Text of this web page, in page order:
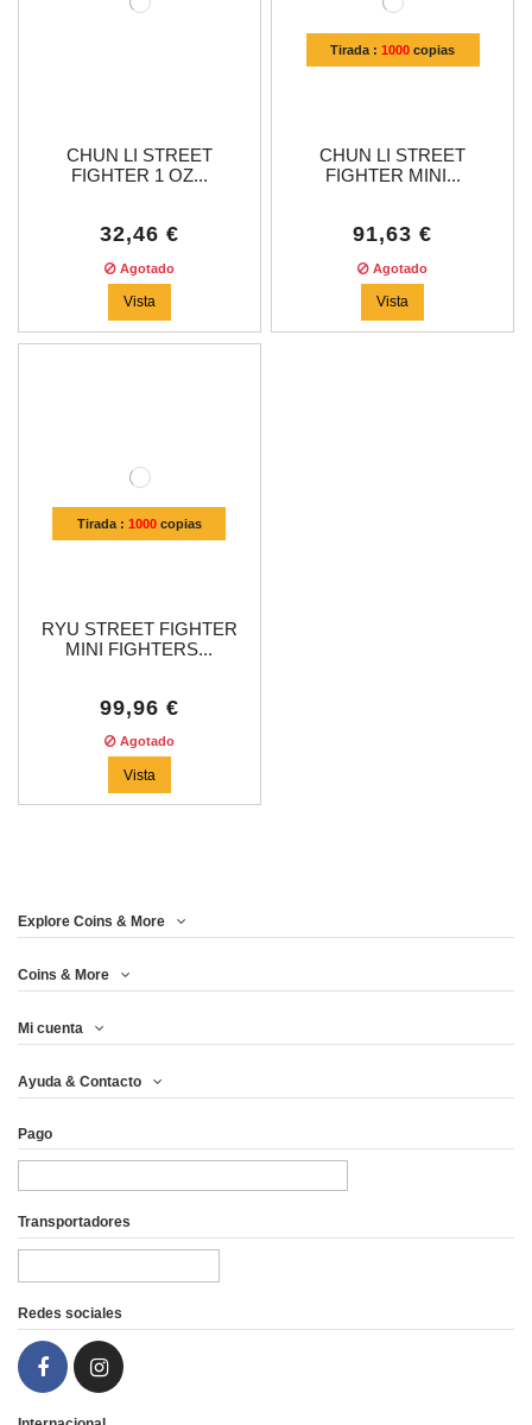
CHUN LI STREET
FIGHTER 1 OZ...
32,46 €
Agotado
Vista
Tirada :1000 copias
CHUN LI STREET
FIGHTER MINI...
91,63 €
Agotado
Vista
Tirada : 1000copias
RYU STREET FIGHTER
MINI FIGHTERS...
99,96 €
Agotado
Vista
Price
Año
Metal
Impresión (pcs)
Peso (g)
Explore Coins & More
Coins & More
Mi cuenta
Ayuda & Contacto
Pago
Transportadores
Redes sociales